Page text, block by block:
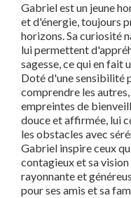
Gabriel est un jeune
et d'énergie, toujours
horizons. Sa curiosité
lui permettent
sagesse, ce qui en fait
Doté d'une sensibilité
comprendre les
empreintes de
douce et affirmée, lui
les obstacles avec
Gabriel inspire ceux
contagieux et sa
rayonnante et
pour ses amis et sa